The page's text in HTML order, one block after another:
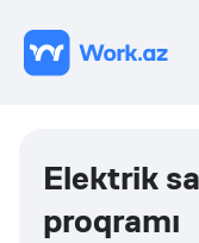
Elektrik
proqramı